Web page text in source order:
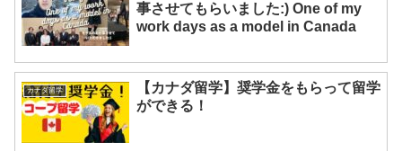
事させてもらいました:) One of my
work days as a model in Canada
カナダ留学
【カナダ留学】奨学金をもらって留学
ができる！